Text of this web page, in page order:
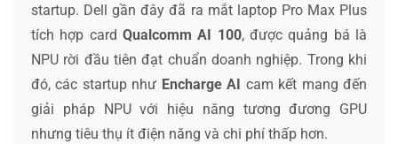
startup. Dell gần đây đã ra mắt laptop Pro Max Plus
tích hợp card Qualcomm AI 100, được quảng bá là
NPU rời đầu tiên đạt chuẩn doanh nghiệp. Trong khi
đó, các startup như Encharge AI cam kết mang đến
giải pháp NPU với hiệu năng tương đương GPU
nhưng tiêu thụ ít điện năng và chi phí thấp hơn.